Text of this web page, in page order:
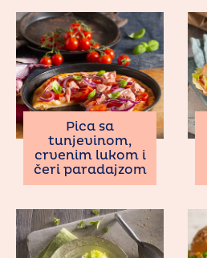
Pica sa
tunjevinom,
crvenim lukom i
čeri paradajzom